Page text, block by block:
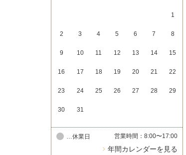
1
2 3 4 5 6 7 8
9 10 11 12 13 14 15
16 17 18 19 20 21 22
23 24 25 26 27 28 29
30 31
…休業日
営業時間：8:00〜17:00
年間カレンダーを見る